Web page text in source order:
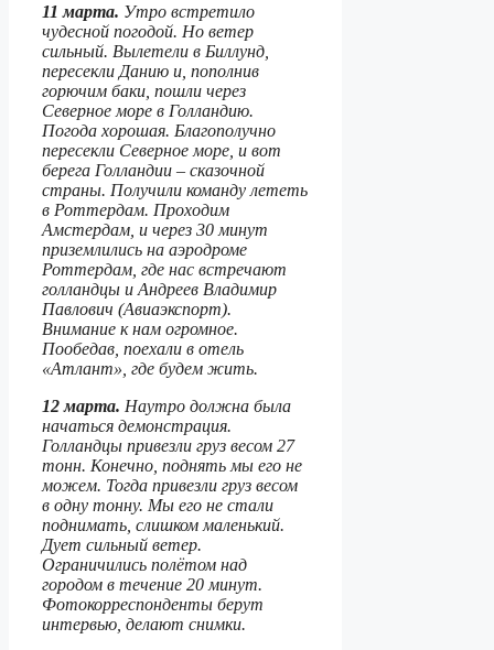
11 марта. Утро встретило
чудесной погодой. Но ветер
сильный. Вылетели в Биллунд,
пересекли Данию и, пополнив
горючим баки, пошли через
Северное море в Голландию.
Погода хорошая. Благополучно
пересекли Северное море, и вот
берега Голландии – сказочной
страны. Получили команду лететь
в Роттердам. Проходим
Амстердам, и через 30 минут
приземлились на аэродроме
Роттердам, где нас встречают
голландцы и Андреев Владимир
Павлович (Авиаэкспорт).
Внимание к нам огромное.
Пообедав, поехали в отель
«Атлант», где будем жить.
12 марта. Наутро должна была
начаться демонстрация.
Голландцы привезли груз весом 27
тонн. Конечно, поднять мы его не
можем. Тогда привезли груз весом
в одну тонну. Мы его не стали
поднимать, слишком маленький.
Дует сильный ветер.
Ограничились полётом над
городом в течение 20 минут.
Фотокорреспонденты берут
интервью, делают снимки.